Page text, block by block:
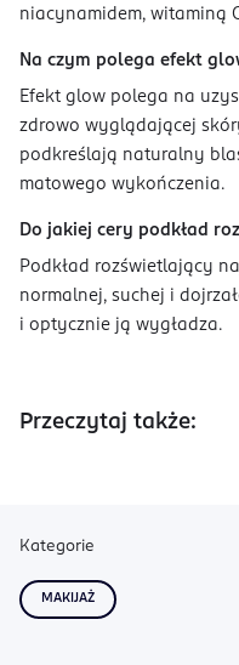
niacynamidem, witaminą
Na czym polega efekt
Efekt glow polega na
zdrowo wyglądającej
podkreślają naturalny
matowego wykończenia.
Do jakiej cery podkład
Podkład rozświetlający
normalnej, suchej i
i optycznie ją wygładza.
Przeczytaj także:
Kategorie
MAKIJAŻ